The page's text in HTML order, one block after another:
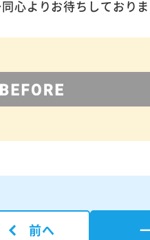
心よりお待ちしておりま
前へ